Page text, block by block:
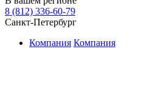
8 (812) 336-60-79
Санкт-Петербург
Компания Компания